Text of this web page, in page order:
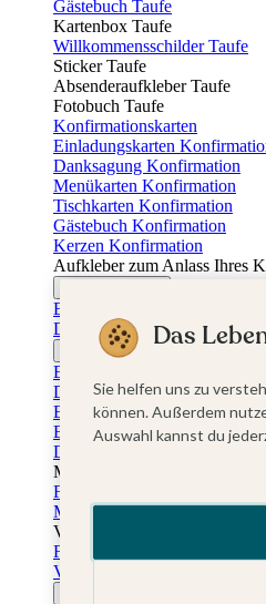
Gästebuch Taufe
Kartenbox Taufe
Willkommensschilder Taufe
Sticker Taufe
Absenderaufkleber Taufe
Fotobuch Taufe
Konfirmationskarten
Einladungskarten
Danksagung Konfirmation
Menükarten Konfirmation
Tischkarten Konfirmation
Gästebuch Konfirmation
Kerzen Konfirmation
Aufkleber zum Anlass Ihres
Einladungskarten Firmung
Dankeskarten Firmung
Jugendweihekarten
Einladungskarten Jugendweihe
Dankeskarten Jugendweihe
Einschulungskarten
Einladungskarten Einschulung
Danksagung Einschulung
Muttertag
Fotogeschenke Muttertag
Muttertagskarten
Vatertag
Fotogeschenke Vatertag
Vatertagskarten
Das
Sie helfen uns zu
können. Außerdem
Auswahl kannst du